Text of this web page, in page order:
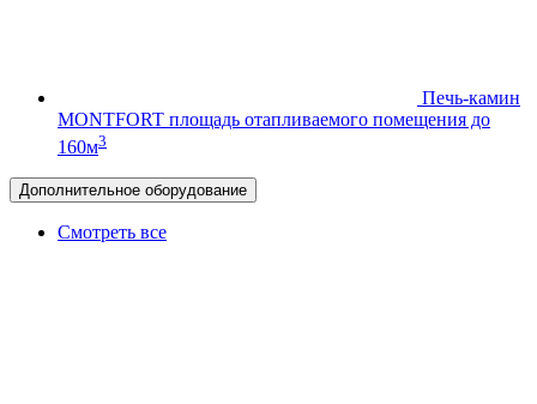
Печь-камин
MONTFORT площадь отапливаемого помещения до
160м3
Дополнительное оборудование
Смотреть все